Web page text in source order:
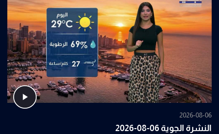
2026-08-06
النشرة الجوية 06-08-2026